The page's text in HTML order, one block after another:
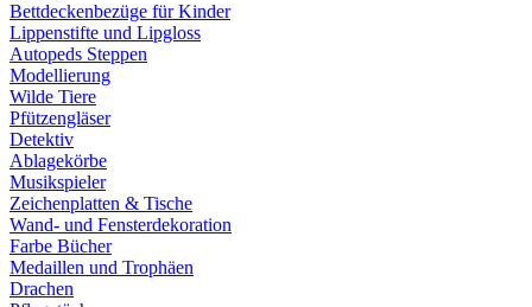
Bettdeckenbezüge für Kinder
Lippenstifte und Lipgloss
Autopeds Steppen
Modellierung
Wilde Tiere
Pfützengläser
Detektiv
Ablagekörbe
Musikspieler
Zeichenplatten & Tische
Wand- und Fensterdekoration
Farbe Bücher
Medaillen und Trophäen
Drachen